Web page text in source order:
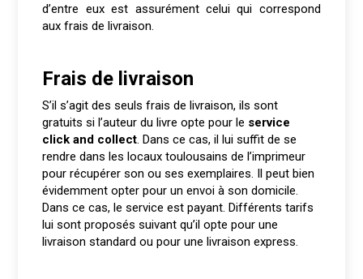
d’entre eux est assurément celui qui correspond
aux frais de livraison.
Frais de livraison
S’il s’agit des seuls frais de livraison, ils sont
gratuits si l’auteur du livre opte pour le service
click and collect. Dans ce cas, il lui suffit de se
rendre dans les locaux toulousains de l’imprimeur
pour récupérer son ou ses exemplaires. Il peut bien
évidemment opter pour un envoi à son domicile.
Dans ce cas, le service est payant. Différents tarifs
lui sont proposés suivant qu’il opte pour une
livraison standard ou pour une livraison express.